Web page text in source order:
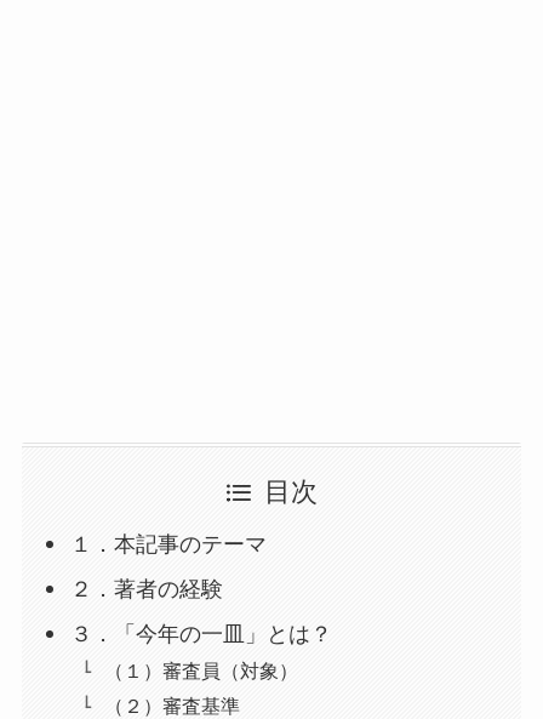
目次
１．本記事のテーマ
２．著者の経験
３．「今年の一皿」とは？
（１）審査員（対象）
（２）審査基準